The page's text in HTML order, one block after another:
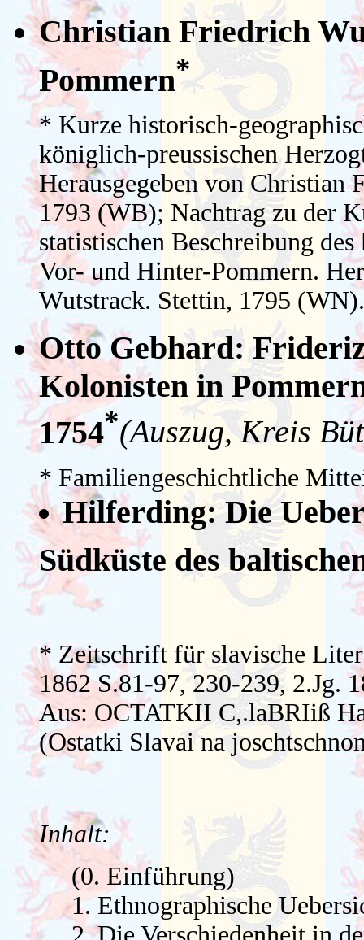
Christian Friedrich
Pommern*
* Kurze historisch-
königlich-preussischen
Herausgegeben von
1793 (WB); Nachtrag zu der
statistischen Beschreibung
Vor- und Hinter-Pommern.
Wutstrack. Stettin, 1795 (WN).
Otto Gebhard:
Kolonisten in
1754*(Auszug, Kreis
* Familiengeschichtliche
Hilferding: Die
Südküste des
* Zeitschrift für slavische
1862 S.81-97, 230-239, 2.Jg.
Aus: OCTATKII C,.laBRIiß
(Ostatki Slavai na
Inhalt:
(0. Einführung)
1. Ethnographische